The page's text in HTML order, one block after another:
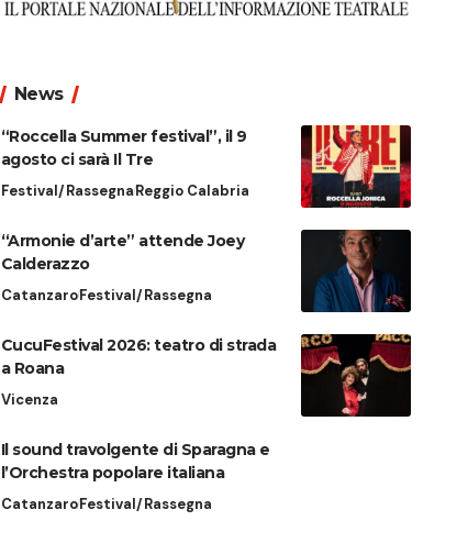
News
“Roccella Summer festival”, il 9
agosto ci sarà Il Tre
Festival/RassegnaReggio Calabria
“Armonie d’arte” attende Joey
Calderazzo
CatanzaroFestival/Rassegna
CucuFestival 2026: teatro di strada
a Roana
Vicenza
Il sound travolgente di Sparagna e
l’Orchestra popolare italiana
CatanzaroFestival/Rassegna